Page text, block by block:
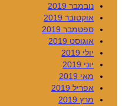
נובמבר 2019
אוקטובר 2019
ספטמבר 2019
אוגוסט 2019
יולי 2019
יוני 2019
מאי 2019
אפריל 2019
מרץ 2019